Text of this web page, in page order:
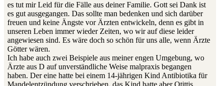
es tut mir Leid für die Fälle aus deiner Familie. Gott sei Dank ist
es gut ausgegangen. Das sollte man bedenken und sich darüber
freuen und keine Ängste vor Ärzten entwickeln, denn es gibt in
unseren Leben immer wieder Zeiten, wo wir auf diese leider
angewiesen sind. Es wäre doch so schön für uns alle, wenn Ärzte
Götter wären.
Ich habe auch zwei Beispiele aus meiner engen Umgebung, wo
Ärzte aus D auf unverständliche Weise malpraxis begangen
haben. Der eine hatte bei einem 14-jährigen Kind Antibiotika für